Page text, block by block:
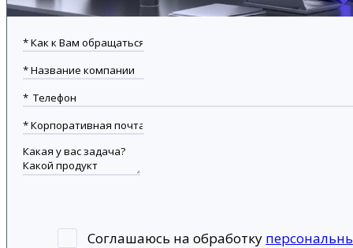
Соглашаюсь на обработку